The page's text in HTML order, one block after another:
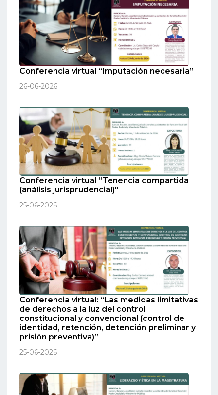
Conferencia virtual “Imputación necesaria”
26-06-2026
Conferencia virtual “Tenencia compartida
(análisis jurisprudencial)"
25-06-2026
Conferencia virtual: “Las medidas limitativas
de derechos a la luz del control
constitucional y convencional (control de
identidad, retención, detención preliminar y
prisión preventiva)”
25-06-2026